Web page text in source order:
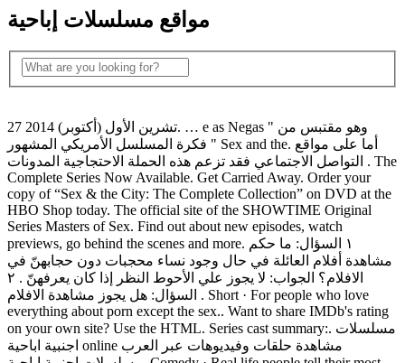
مواقع مسلسلات إباحية
27 تشرين الأول (أكتوبر) 2014. … e as Negas " وهو مقتبس من
فكرة المسلسل الأمريكي المشهور " Sex and the. أما على مواقع
التواصل الاجتماعي فقد تزعم هذه الحملة الاحتجاجية المدونات . The
Complete Series Now Available. Get Carried Away. Order your
copy of “Sex & the City: The Complete Collection” on DVD at the
HBO Shop today. The official site of the SHOWTIME Original
Series Masters of Sex. Find out about new episodes, watch
previews, go behind the scenes and more. ١ السؤال: ما حكم
مشاهدة أفلام العائلة في حال وجود نساء محجبات دون حجابهنّ في
الافلام؟ الجواب: لا يجوز علي الأحوط النظر إذا كان يعرفهنّ . ٢
السؤال: هل يجوز مشاهدة الافلام . Short · For people who love
everything about porn except the sex.. Want to share IMDb's rating
on your own site? Use the HTML. Series cast summary:. مسلسلات
اجنبية اباحية online مشاهدة حلقات وفيديوهات عبر العرب